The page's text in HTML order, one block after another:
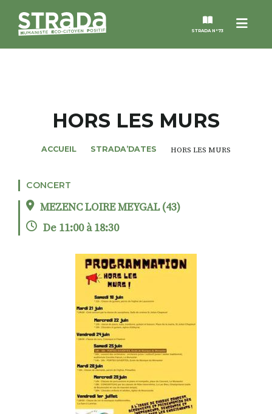
Menu
STRADA N°73
MAGAZINES
NOS THÈMES
STRADA’DATES
RECHERCHER
S'INSCRIRE À LA NEWSLETTER
FACEBOOKINSTAGRAM
LINKEDINYOUTUBE
HORS LES MURS
ACCUEIL STRADA’DATES HORS LES MURS
CONCERT
MEZENC LOIRE MEYGAL (43)
De 11:00 à 18:30